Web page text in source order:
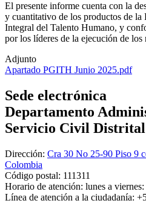
El presente informe cuenta con la
y cuantitativo de los productos de la
Integral del Talento Humano, y
por los líderes de la ejecución de los
Adjunto
Apartado PGITH Junio 2025.pdf
Sede electrónica
Departamento
Servicio Civil Distrital
Dirección: Cra 30 No 25-90 Piso 9
Colombia
Código postal: 111311
Horario de atención: lunes a
Línea de atención a la ciudadanía: